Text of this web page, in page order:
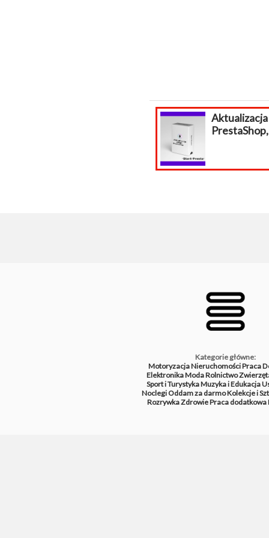
Aktualizacja
PrestaShop, migracja...
Kategorie główne:
MotoryzacjaNieruchomościPraca
ElektronikaModaRolnictwo
Sport i TurystykaMuzyka i Edukacja
NoclegiOddam za darmoKolekcje i
RozrywkaZdrowiePraca dodatkowa